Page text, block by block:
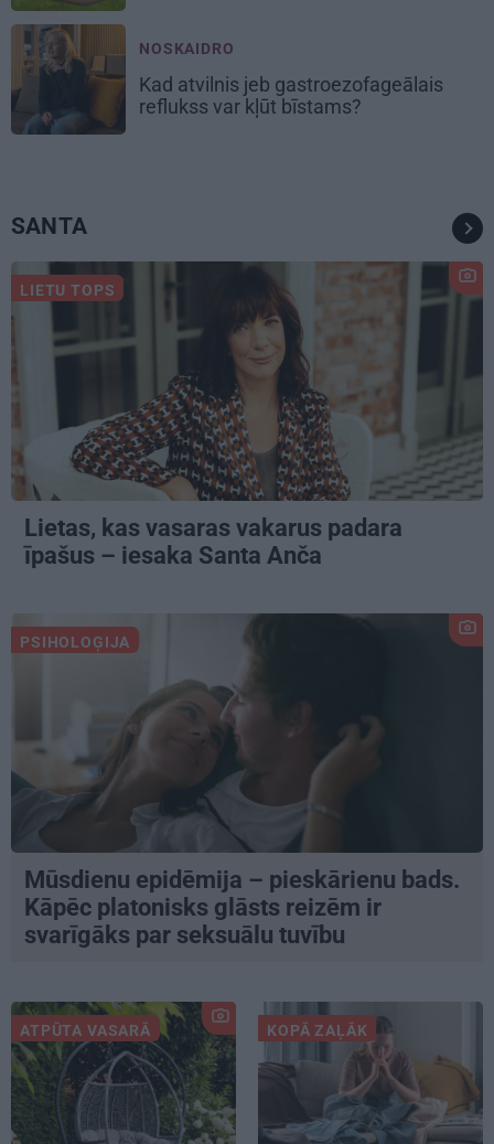
NOSKAIDRO
Kad atvilnis jeb gastroezofageālais
reflukss var kļūt bīstams?
SANTA
LIETU TOPS
Lietas, kas vasaras vakarus padara
īpašus – iesaka Santa Anča
PSIHOLOĢIJA
Mūsdienu epidēmija – pieskārienu bads.
Kāpēc platonisks glāsts reizēm ir
svarīgāks par seksuālu tuvību
ATPŪTA VASARĀ KOPĀ ZAĻĀK